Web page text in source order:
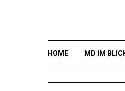
HOME MD IM